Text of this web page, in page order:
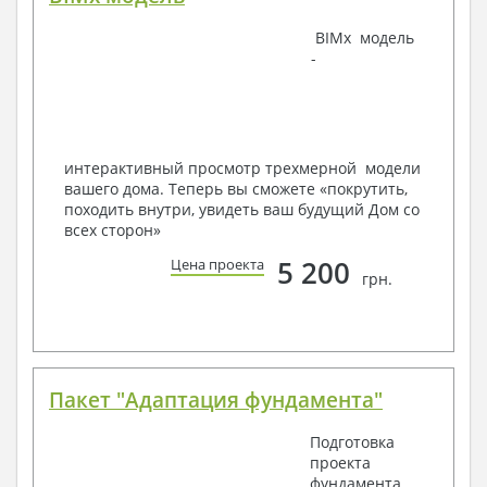
Инженеров – всегда готовы воплотить Вашу мечту
условий, за дополнительную плату.
Получить профессиональную консультацию у
наших специалистов, Вы можете любым
способом связи: закажите обратный звонок,
по viber, e-mail, телефон -
BIMx модель
-
интерактивный просмотр трехмерной модели
вашего дома. Теперь вы сможете «покрутить,
походить внутри, увидеть ваш будущий Дом со
всех сторон»
Цена проекта 5 200 грн.
Пакет "Адаптация фундамента"
Подготовка
проекта